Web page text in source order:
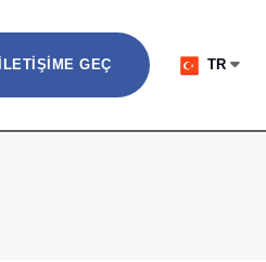
İLETIŞIME GEÇ TR